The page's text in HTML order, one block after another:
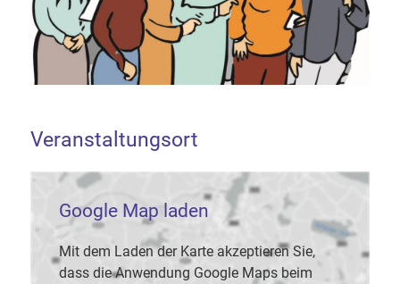
Veranstaltungsort
Google Map laden
Mit dem Laden der Karte akzeptieren Sie,
dass die Anwendung Google Maps beim